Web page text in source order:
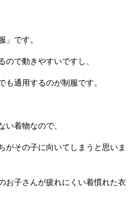
」です。
ので動きやすいですし、
も通用するのが制服です。
い着物なので、
がその子に向いてしまうと思いま
お子さんが疲れにくい着慣れた衣